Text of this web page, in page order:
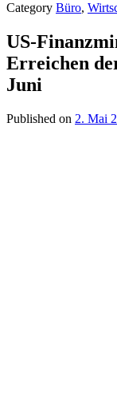
Category Büro,
US-
Erreichen
Juni
Published on 2. Mai